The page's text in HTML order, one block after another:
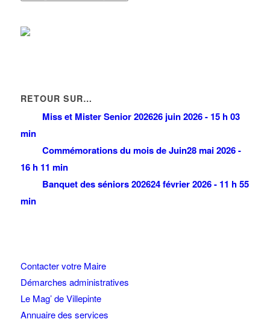
RETOUR SUR…
Miss et Mister Senior 202626 juin 2026 - 15 h 03
min
Commémorations du mois de Juin28 mai 2026 -
16 h 11 min
Banquet des séniors 202624 février 2026 - 11 h 55
min
Contacter votre Maire
Démarches administratives
Le Mag’ de Villepinte
Annuaire des services